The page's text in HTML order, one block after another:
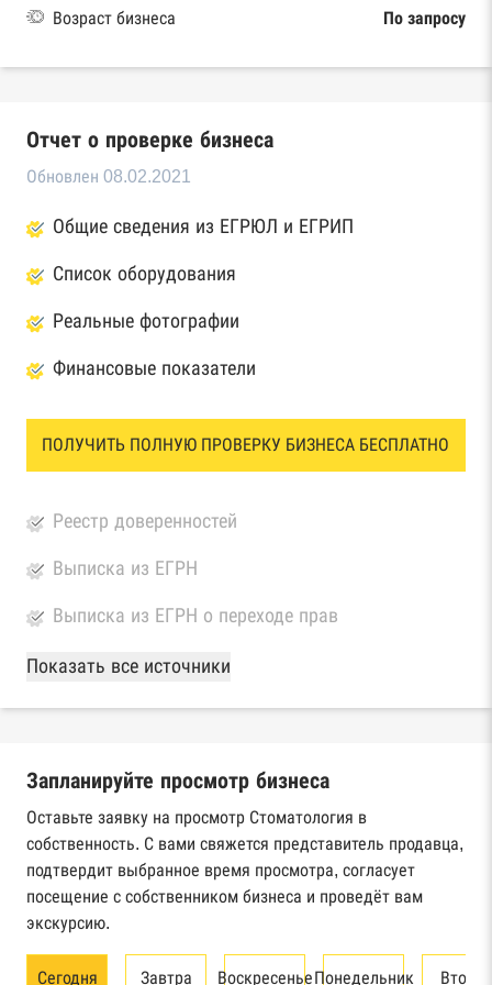
Возраст бизнеса По запросу
Отчет о проверке бизнеса
Обновлен 08.02.2021
Общие сведения из ЕГРЮЛ и ЕГРИП
Список оборудования
Реальные фотографии
Финансовые показатели
ПОЛУЧИТЬ ПОЛНУЮ ПРОВЕРКУ БИЗНЕСА БЕСПЛАТНО
Реестр доверенностей
Выписка из ЕГРН
Выписка из ЕГРН о переходе прав
База Росстата
Реестры ЕГРЮЛ и ЕГРИП Федеральной
Реестр государственных контрактов
Федерального казначейства
Картотека арбитражных дел Высшего
арбитражного суда
Единый федеральный реестр сведений о
банкротстве юридических лиц
Показать все источники
Запланируйте просмотр бизнеса
Оставьте заявку на просмотр Стоматология в
собственность. С вами свяжется представитель продавца,
подтвердит выбранное время просмотра, согласует
посещение с собственником бизнеса и проведёт вам
экскурсию.
Сегодня
Завтра
ВоскресеньеПонедельник